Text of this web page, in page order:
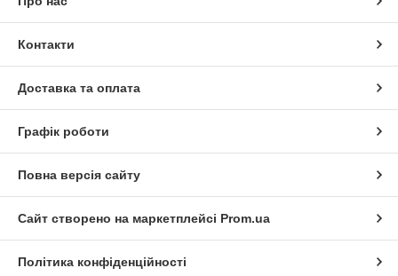
Контакти
Доставка та оплата
Графік роботи
Повна версія сайту
Сайт створено на маркетплейсі Prom.ua
Політика конфіденційності